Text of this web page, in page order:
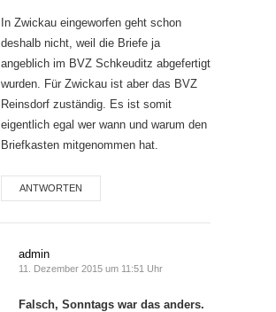
In Zwickau eingeworfen geht schon
deshalb nicht, weil die Briefe ja
angeblich im BVZ Schkeuditz abgefertigt
wurden. Für Zwickau ist aber das BVZ
Reinsdorf zuständig. Es ist somit
eigentlich egal wer wann und warum den
Briefkasten mitgenommen hat.
ANTWORTEN
admin
11. Dezember 2015 um 11:51 Uhr
Falsch, Sonntags war das anders.